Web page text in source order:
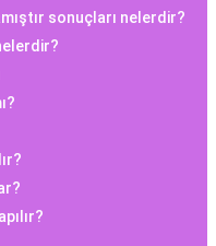
sonuçları nelerdir?